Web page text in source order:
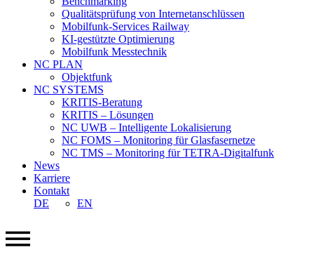
Qualitätsprüfung von Internetanschlüssen
Mobilfunk-Services Railway
KI-gestützte Optimierung
Mobilfunk Messtechnik
NC PLAN
Objektfunk
NC SYSTEMS
KRITIS-Beratung
KRITIS – Lösungen
NC UWB – Intelligente Lokalisierung
NC FOMS – Monitoring für Glasfasernetze
NC TMS – Monitoring für TETRA-Digitalfunk
News
Karriere
Kontakt
DE
EN